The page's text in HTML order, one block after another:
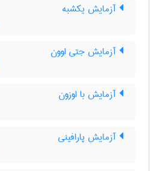
آزمایش یکشبه
آزمایش جتی اوون
آزمایش با اوزون
آزمایش پارافینی